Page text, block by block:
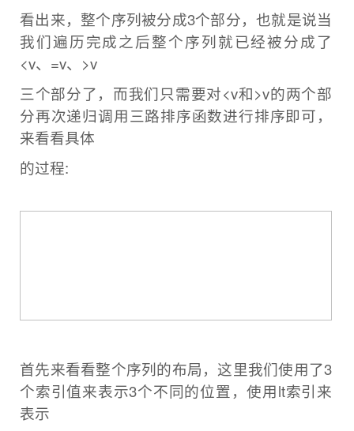
看出来，整个序列被分成3个部分，也就是说当
我们遍历完成之后整个序列就已经被分成了
<v、=v、>v
三个部分了，而我们只需要对<v和>v的两个部
分再次递归调用三路排序函数进行排序即可，
来看看具体
的过程:
首先来看看整个序列的布局，这里我们使用了3
个索引值来表示3个不同的位置，使用lt索引来
表示